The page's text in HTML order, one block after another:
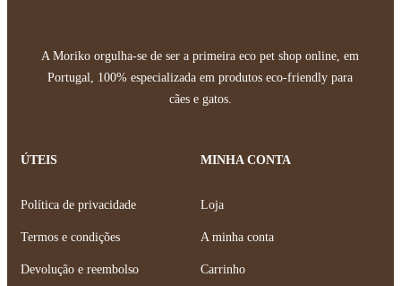
A Moriko orgulha-se de ser a primeira eco pet shop online, em
Portugal, 100% especializada em produtos eco-friendly para
cães e gatos.
ÚTEIS
Política de privacidade
Termos e condições
Devolução e reembolso
MINHA CONTA
Loja
A minha conta
Carrinho